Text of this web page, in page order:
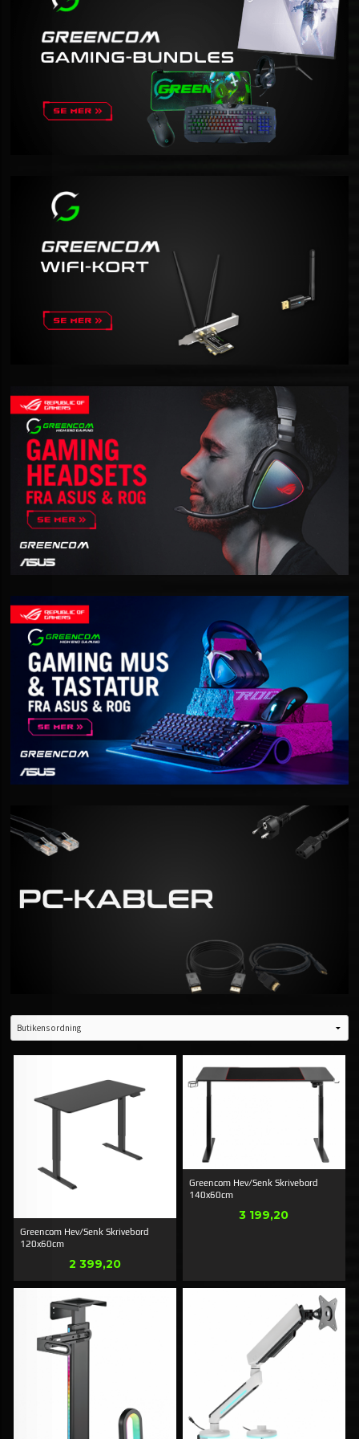
Greencom Hev/Senk Skrivebord
120x60cm
Pris
2 399,20
Greencom Hev/Senk Skrivebord
140x60cm
Pris
3 199,20